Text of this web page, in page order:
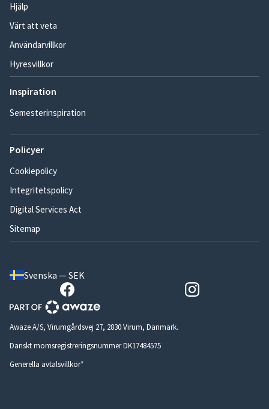
Hjälp
Värt att veta
Användarvillkor
Hyresvillkor
Inspiration
Semesterinspiration
Policyer
Cookiepolicy
Integritetspolicy
Digital Services Act
Sitemap
Svenska — SEK
Awaze A/S, Virumgårdsvej 27, 2830 Virum, Danmark.
Danskt momsregistreringsnummer DK17484575
Generella avtalsvillkor*